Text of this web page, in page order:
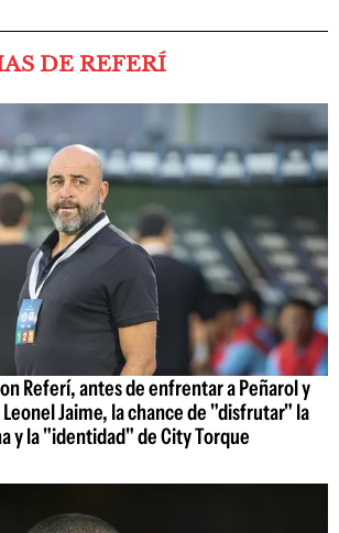
DE REFERÍ
Referí, antes de enfrentar a Peñarol y
Jaime, la chance de "disfrutar" la
y la "identidad" de City Torque